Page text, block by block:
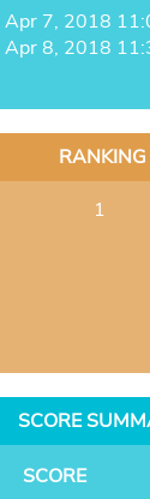
Apr 7, 2018
Apr 8, 2018
RANKING
1
SCORE
SCORE